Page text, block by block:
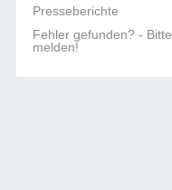
Presseberichte
Fehler gefunden? - Bitte
melden!